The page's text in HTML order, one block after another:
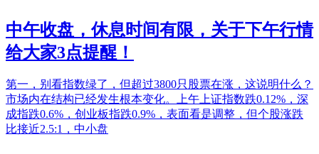
中午收盘，休息时间有限，关于下午行情
给大家3点提醒！
第一，别看指数绿了，但超过3800只股票在涨，这说明什么？
市场内在结构已经发生根本变化。上午上证指数跌0.12%，深
成指跌0.6%，创业板指跌0.9%，表面看是调整，但个股涨跌
比接近2.5:1，中小盘